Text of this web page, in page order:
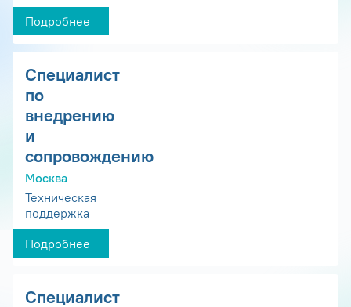
Подробнее
Специалист
по
внедрению
и
сопровождению
Москва
Техническая
поддержка
Подробнее
Специалист